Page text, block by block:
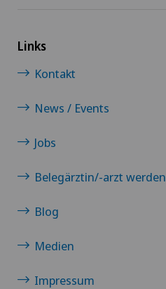
Links
Kontakt
News / Events
Jobs
Belegärztin/-arzt werden
Blog
Medien
Impressum